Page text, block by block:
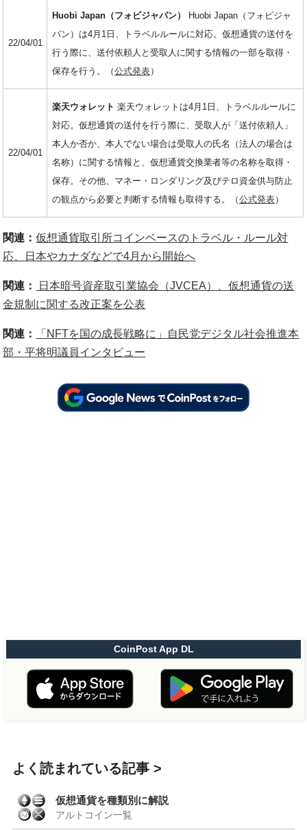
22/04/01
Huobi Japan（フォビジャパン）
Huobi Japan（フォビジャ
パン）は4月1日、トラベルルールに対応。仮想通貨の送付を
行う際に、送付依頼人と受取人に関する情報の一部を取得・
保存を行う。（公式発表）
22/04/01
楽天ウォレット 楽天ウォレットは4月1日、トラベルルールに
対応。仮想通貨の送付を行う際に、受取人が「送付依頼人」
本人か否か、本人でない場合は受取人の氏名（法人の場合は
名称）に関する情報と、仮想通貨交換業者等の名称を取得・
保存。その他、マネー・ロンダリング及びテロ資⾦供与防止
の観点から必要と判断する情報も取得する。（公式発表）
関連：仮想通貨取引所コインベースのトラベル・ルール対
応、日本やカナダなどで4月から開始へ
関連：
日本暗号資産取引業協会（JVCEA）、仮想通貨の送
金規制に関する改正案を公表
関連：
「NFTを国の成長戦略に」自民党デジタル社会推進本
部・平将明議員インタビュー
CoinPost App DL
よく読まれている記事
仮想通貨を種類別に解説
アルトコイン一覧